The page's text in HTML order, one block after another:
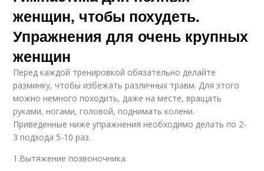
женщин, чтобы похудеть.
Упражнения для очень крупных
женщин
Перед каждой тренировкой обязательно делайте
разминку, чтобы избежать различных травм. Для этого
можно немного походить, даже на месте, вращать
руками, ногами, головой, поднимать колени.
Приведенные ниже упражнения необходимо делать по 2-
3 подхода 5-10 раз.
1.Вытяжение позвоночника